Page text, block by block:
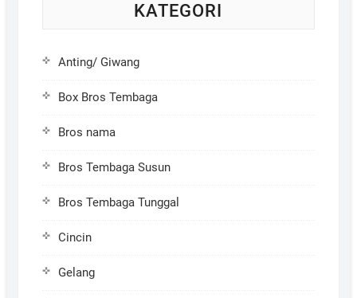
KATEGORI
Anting/ Giwang
Box Bros Tembaga
Bros nama
Bros Tembaga Susun
Bros Tembaga Tunggal
Cincin
Gelang